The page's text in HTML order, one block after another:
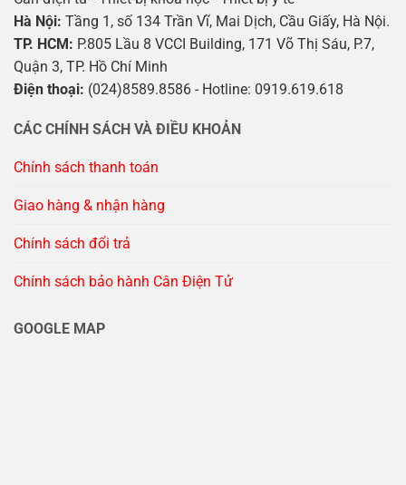
Hà Nội: Tầng 1, số 134 Trần Vĩ, Mai Dịch, Cầu Giấy, Hà Nội.
TP. HCM: P.805 Lầu 8 VCCI Building, 171 Võ Thị Sáu, P.7,
Quận 3, TP. Hồ Chí Minh
Điện thoại: (024)8589.8586 - Hotline: 0919.619.618
CÁC CHÍNH SÁCH VÀ ĐIỀU KHOẢN
Chính sách thanh toán
Giao hàng & nhận hàng
Chính sách đổi trả
Chính sách bảo hành Cân Điện Tử
GOOGLE MAP